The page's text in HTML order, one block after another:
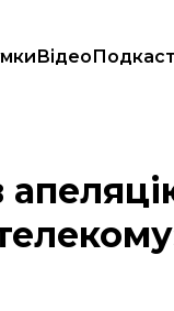
Відео
«Укртелекому»